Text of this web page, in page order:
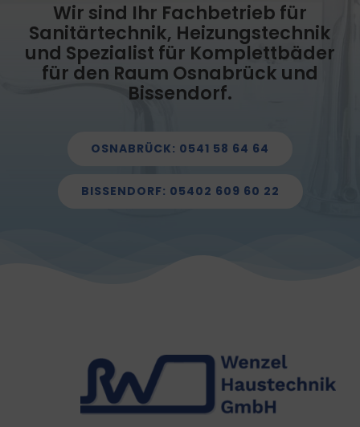
Wir sind Ihr Fachbetrieb für
Sanitärtechnik, Heizungstechnik
und Spezialist für Komplettbäder
für den Raum Osnabrück und
Bissendorf.
OSNABRÜCK: 0541 58 64 64
BISSENDORF: 05402 609 60 22